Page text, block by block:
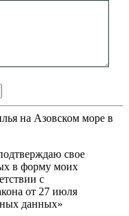
свое
в форму моих
с
от 27 июля
данных»